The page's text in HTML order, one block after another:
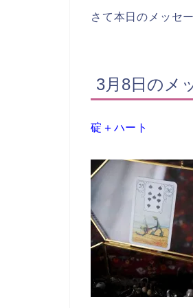
さて本日のメッセ
3月8日のメ
碇＋ハート